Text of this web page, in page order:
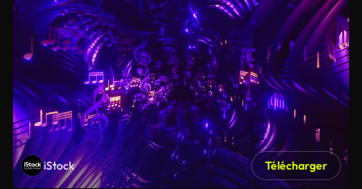
iStock Télécharger